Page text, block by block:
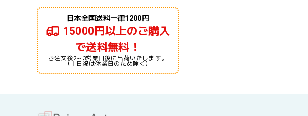
日本全国送料一律1200円
15000円以上のご購入
で送料無料！
ご注文後2～3営業日後に出荷いたします。
（土日祝は休業日のため除く）